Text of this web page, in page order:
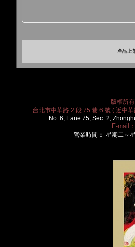
產品上
版權所
台北市中華路 2 段 75 巷 6 號 ( 近中
No. 6, Lane 75, Sec. 2,
E-mail：
營業時間： 星期二～